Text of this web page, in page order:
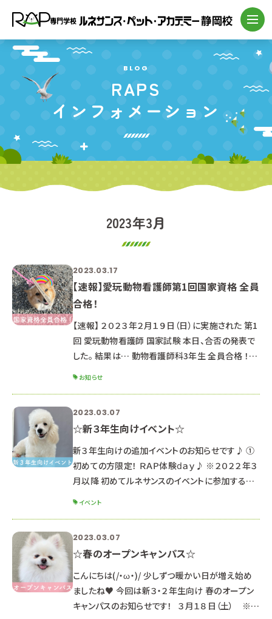
BLOG
RAPS
インフォメーション
2023年3月
2023.03.17
【速報】愛玩動物看護師第1回国家資格 全員
合格！
【速報】 ２０２３年２月１９日（日）に実施された 第1
回 愛玩動物看護師 国家試験 本日、合否の発表で
した。 結果は… 動物看護師科3年生 全員合格 ！！！
加お待ちしています♪ ■今後の日程 ３月２５日
（土）４月２２日（土） ▶▶予約はこちらから！
お知らせ
2023.03.07
☆新３年生向けイベント☆
新３年生向けの追加イベントのお知らせです♪ ①
初めての方限定！ ＲＡＰ体験ⅾａｙ♪ ※２０２２年３
月以降 初めてルネサンスのイベントに参加する新
ント☆ オープンキャンパスとは異なり、少人数制の
体験イベントです♪ 進路研究を始めたばかりの方
も大丈夫！ ルネサンスの雰囲気が分かります(/・
ω・)/ ☆スケジュール☆ ３月２５日（土）１３：３０～
（受
イベント
2023.03.07
☆春のオープンキャンパス☆
こんにちは(/・ω・)/ 少しずつ暖かい日が増え始め
ましたね♥ 今回は新３・２年生向け 春のオープン
キャンパスのお知らせです！ ３月１８日（土） ※定